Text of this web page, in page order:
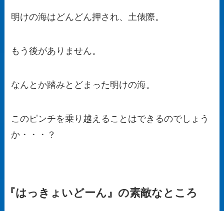
明けの海はどんどん押され、土俵際。
もう後がありません。
なんとか踏みとどまった明けの海。
このピンチを乗り越えることはできるのでしょう
か・・・？
『はっきょいどーん』の素敵なところ